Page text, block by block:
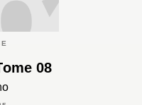
08